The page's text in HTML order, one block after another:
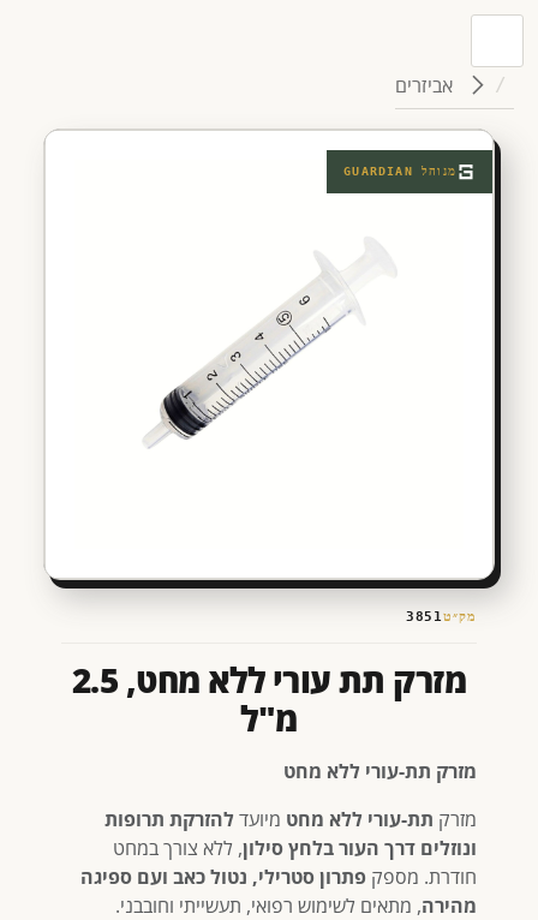
אביזרים
מנוהל GUARDIAN
מק״ט3851
מזרק תת עורי ללא מחט, 2.5
מ"ל
מזרק תת-עורי ללא מחט
מזרק תת-עורי ללא מחט מיועד להזרקת תרופות
ונוזלים דרך העור בלחץ סילון, ללא צורך במחט
חודרת. מספק פתרון סטרילי, נטול כאב ועם ספיגה
מהירה, מתאים לשימוש רפואי, תעשייתי וחובבני.